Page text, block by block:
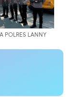
POLRES LANNY
AMAN DI